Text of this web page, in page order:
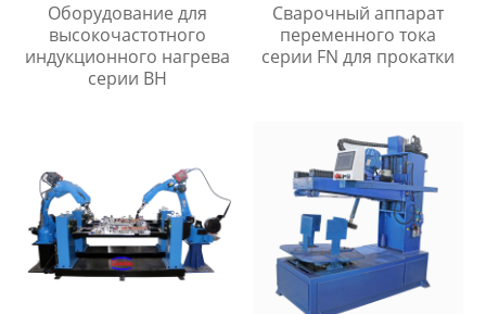
Оборудование для
высокочастотного
индукционного нагрева
серии BH
Сварочный аппарат
переменного тока
серии FN для прокатки